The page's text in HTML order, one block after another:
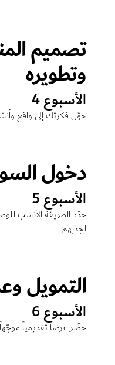
تصميم
وتطويره
الأسبوع 4
حوّل فكرتك إلى واقع
دخول
الأسبوع 5
حدّد الطريقة الأنسب
لجذبهم
التمويل
الأسبوع 6
حضّر عرضاً تقديمياً